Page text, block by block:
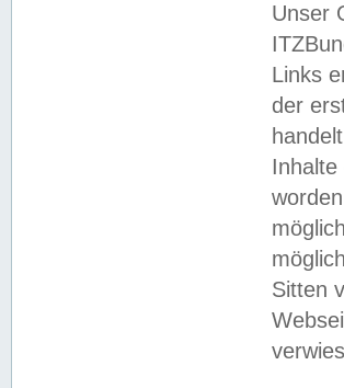
Unser
Links
der
Inhalte
Sitten